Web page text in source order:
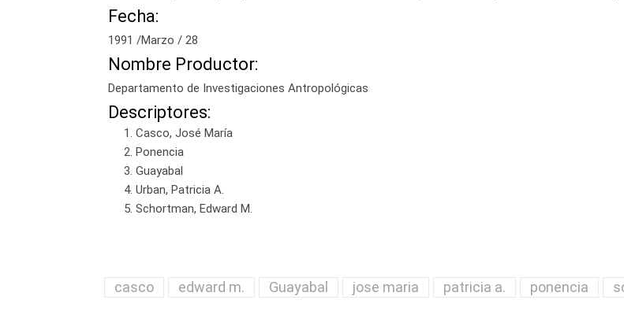
Fecha:
1991 /Marzo / 28
Nombre Productor:
Departamento de Investigaciones Antropológicas
Descriptores:
Casco, José María
Ponencia
Guayabal
Urban, Patricia A.
Schortman, Edward M.
casco edward m. Guayabal jose maria patricia a. ponencia